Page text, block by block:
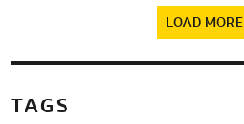
LOAD MORE
TAGS